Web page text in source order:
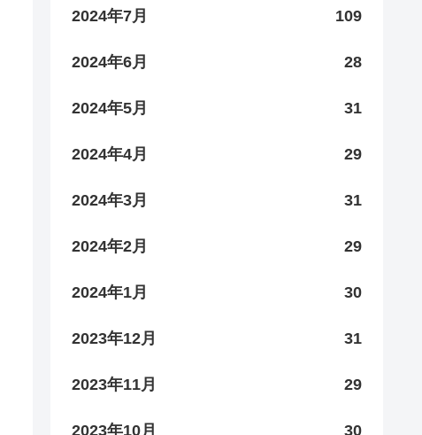
2024年7月 109
2024年6月 28
2024年5月 31
2024年4月 29
2024年3月 31
2024年2月 29
2024年1月 30
2023年12月 31
2023年11月 29
2023年10月 30